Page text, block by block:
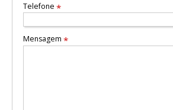
Telefone *
Mensagem *